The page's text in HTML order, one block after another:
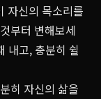
자신의 목소리를
부터 변해보세
내고, 충분히 쉴
히 자신의 삶을